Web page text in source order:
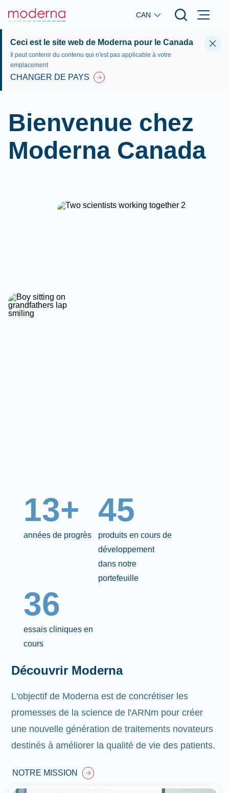
Skip to main content
CAN
Ceci est le site web de Moderna pour le Canada
Il peut contenir du contenu qui n'est pas applicable à votre
emplacement
CHANGER DE PAYS
Bienvenue chez
Moderna Canada
13+
années de progrès
45
produits en cours de
développement
dans notre
portefeuille
36
essais cliniques en
cours
Découvrir Moderna
L'objectif de Moderna est de concrétiser les
promesses de la science de l'ARNm pour créer
une nouvelle génération de traitements novateurs
destinés à améliorer la qualité de vie des patients.
NOTRE MISSION